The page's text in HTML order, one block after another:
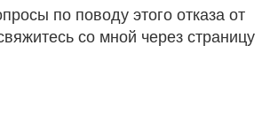
по поводу этого отказа от
со мной через страницу